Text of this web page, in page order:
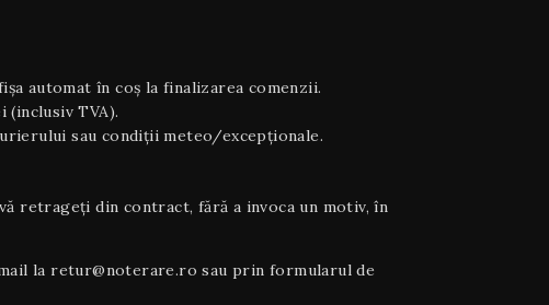
automat în coș la finalizarea comenzii.
TVA).
sau condiții meteo/excepționale.
retrageți din contract, fără a invoca un motiv, în
la retur@noterare.ro sau prin formularul de